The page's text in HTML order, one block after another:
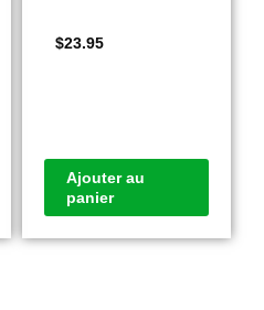
$23.95
Ajouter au
panier